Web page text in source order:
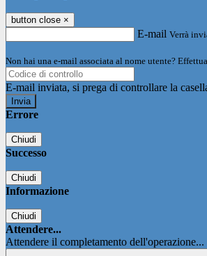
button close ×
E-mail Verrà
Non hai una e-mail associata al nome utente?
E-mail inviata, si prega di controllare la
Errore
Chiudi
Successo
Chiudi
Informazione
Chiudi
Attendere...
Attendere il completamento dell'operazione...